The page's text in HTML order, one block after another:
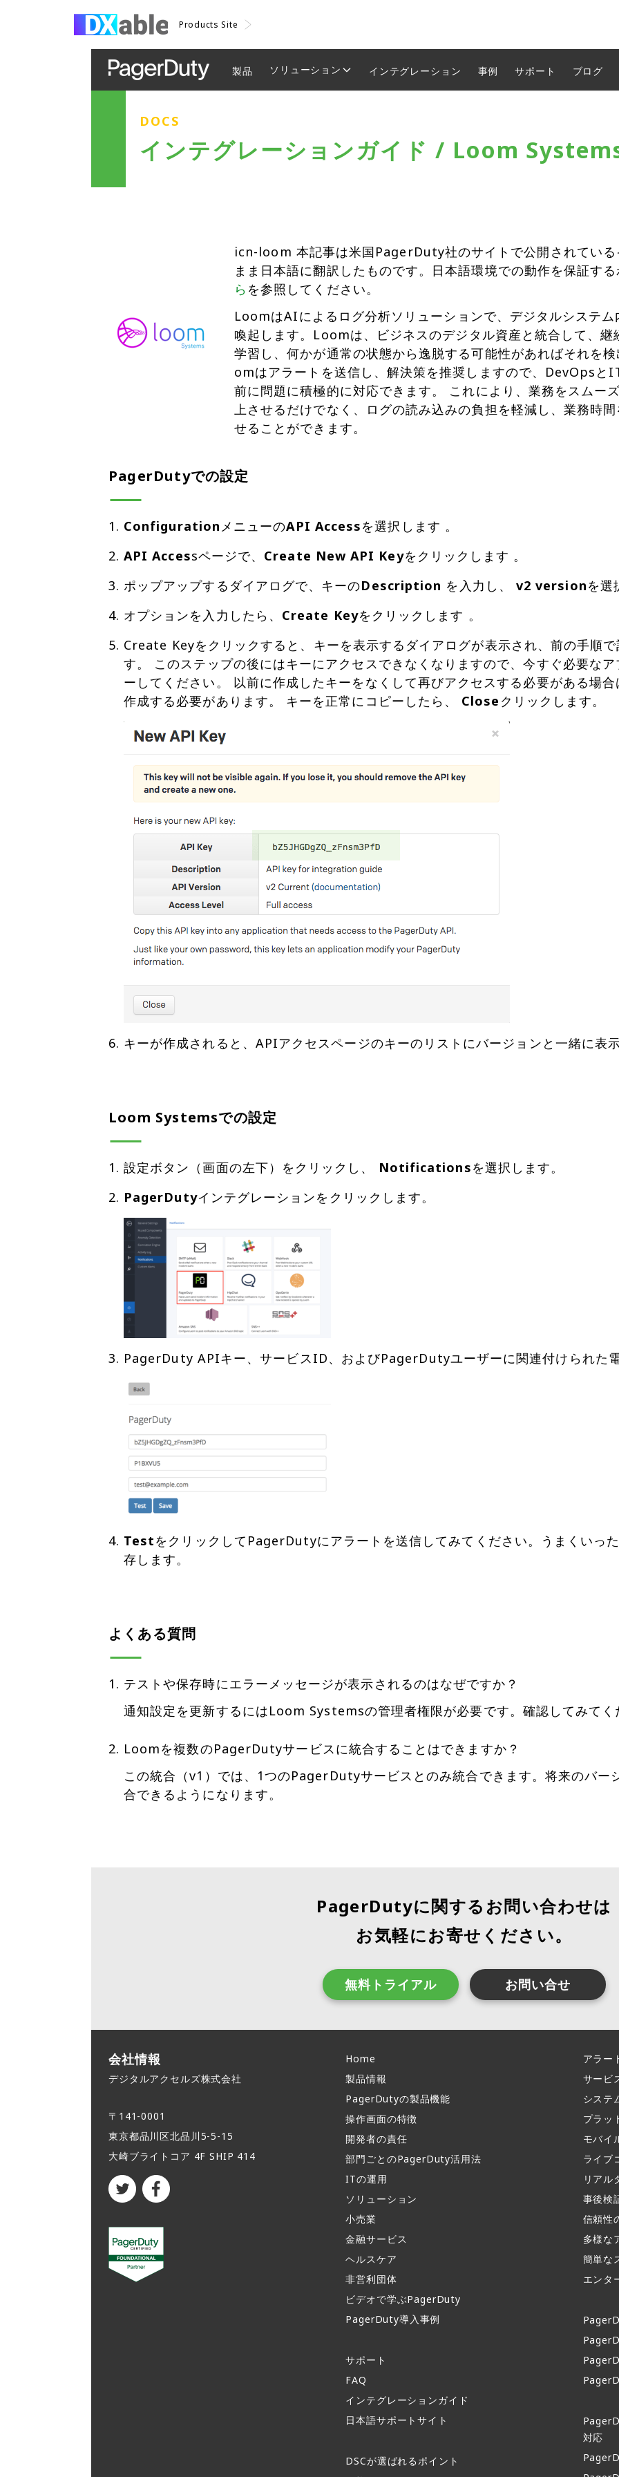
Products Site
製品 ソリューション インテグレーション 事例 サポート ブログ
DOCS
インテグレーションガイド / Loom
icn-loom 本記事は米国PagerDuty社のサイトで公開されている
まま日本語に翻訳したものです。日本語環境での動作を保証す
ら を参照してください。
LoomはAIによるログ分析ソリューションで、デジタルシステ
喚起します。Loomは、ビジネスのデジタル資産と統合して、継
学習し、何かが通常の状態から逸脱する可能性があればそれを
omはアラートを送信し、解決策を推奨しますので、DevOpsと
前に問題に積極的に対応できます。 これにより、業務をスムー
上させるだけでなく、ログの読み込みの負担を軽減し、業務時
せることができます。
PagerDutyでの設定
ConfigurationメニューのAPI Accessを選択します 。
API Accessページで、 Create New API Keyをクリックします 。
ポップアップするダイアログで、キーのDescription を入力し、 v2 versionを選
オプションを入力したら、 Create Keyをクリックします 。
Create Keyをクリックすると、キーを表示するダイアログが表示され、前の手順
す。 このステップの後にはキーにアクセスできなくなりますので、今すぐ必要な
ーしてください。 以前に作成したキーをなくして再びアクセスする必要がある場
作成する必要があります。 キーを正常にコピーしたら、 Close
キーが作成されると、APIアクセスページのキーのリストにバージョンと一緒に表示
Loom Systemsでの設定
設定ボタン（画面の左下）をクリックし、 Notificationsを選択します。
PagerDuty
TestをクリックしてPagerDutyにアラートを送信してみてください。うまくいっ
存します。
よくある質問
テストや保存時にエラーメッセージが表示されるのはなぜですか？
通知設定を更新するにはLoom Systemsの管理者権限が必要です。確認してみてく
Loomを複数のPagerDutyサービスに統合することはできますか？
この統合（v1）では、1つのPagerDutyサービスとのみ統合できます。将来のバー
合できるようになります。
PagerDutyに関するお問い合わせは
お気軽にお寄せください。
無料トライアル お問い合せ
会社情報
デジタルアクセルズ株式会社
〒141-0001
東京都品川区北品川5-5-15​
大崎ブライトコア 4F SHIP 414
Home
製品情報​
PagerDutyの製品機能​
操作画面の特徴​
開発者の責任
部門ごとのPagerDuty活用法​
ITの運用​
ソリューション
小売業
金融サービス
ヘルスケア
非営利団体
ビデオで学ぶPagerDuty
PagerDuty導入事例​
サポート​
FAQ​
インテグレーションガイド​
日本語サポートサイト​
DSCが選ばれるポイント
アラー
サービ
システ
プラッ
モバイ
ライブ
リアル
事後検
信頼性
多様な
簡単な
エンタ
対応